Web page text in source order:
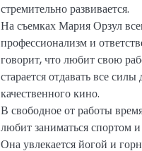
стремительно развивается.
На съемках Мария Орзул
профессионализм и
говорит, что любит свою
старается отдавать все силы
качественного кино.
В свободное от работы
любит заниматься спортом
Она увлекается йогой и